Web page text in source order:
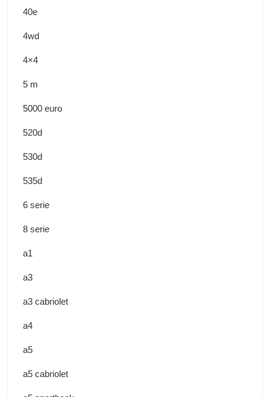
40e
4wd
4×4
5 m
5000 euro
520d
530d
535d
6 serie
8 serie
a1
a3
a3 cabriolet
a4
a5
a5 cabriolet